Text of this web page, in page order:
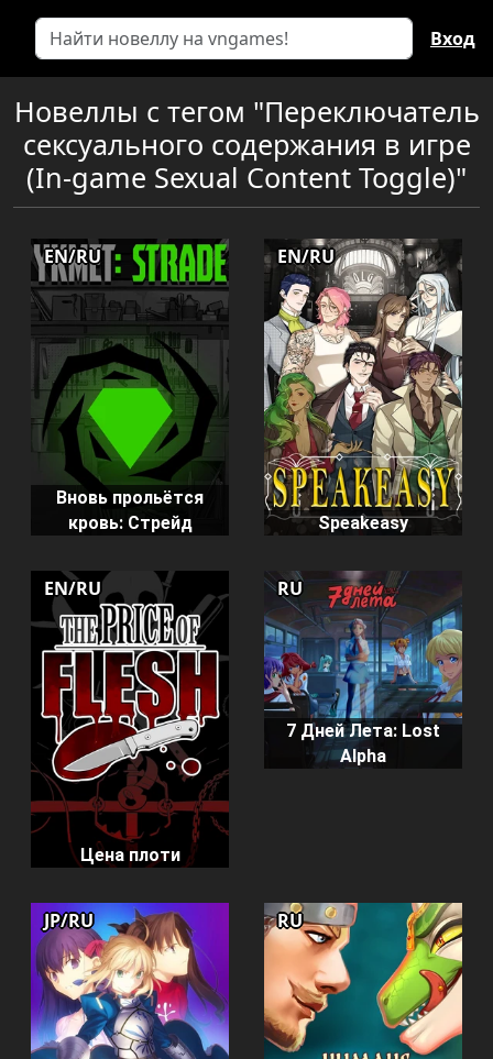
Вход
Новеллы с тегом "Переключатель
сексуального содержания в игре
(In-game Sexual Content Toggle)"
Вновь прольётся
кровь: Стрейд
EN/RU
Speakeasy
EN/RU
Цена плоти
EN/RU
7 Дней Лета: Lost
Alpha
RU
JP/RU RU